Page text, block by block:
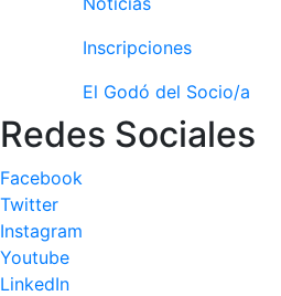
Sociales
Juegos de
Peñas del Club
Wellness Center
fisiosalud
Entrenamientos
Inscripciones
El Godó del Socio/a
Redes Sociales
Facebook
Twitter
Instagram
Youtube
LinkedIn